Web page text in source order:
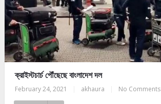
ক্রাইস্টচার্চ পৌঁছেছে বাংলাদেশ দল
February 24, 2021 akhaura No Comments